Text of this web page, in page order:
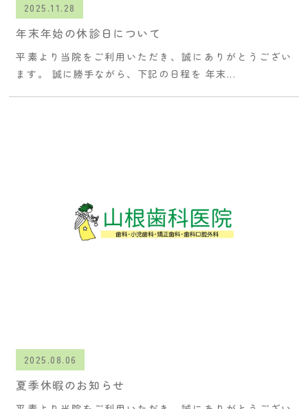
2025.11.28
年末年始の休診日について
平素より当院をご利用いただき、誠にありがとうござい
ます。 誠に勝手ながら、下記の日程を 年末...
2025.08.06
夏季休暇のお知らせ